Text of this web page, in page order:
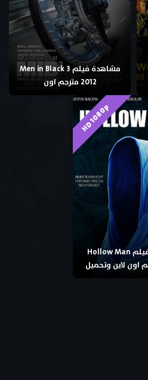
مشاهدة فيلم Men in Black 3
2012 مترجم اون
HD 1080p
مشاهدة فيلم Hollow Man